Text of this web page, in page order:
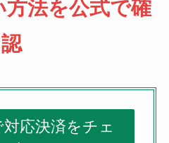
方法を公式で確
認
応決済をチェ